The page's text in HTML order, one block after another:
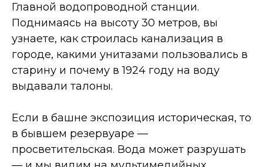
Главной водопроводной станции.
Поднимаясь на высоту 30 метров, вы
узнаете, как строилась канализация в
городе, какими унитазами пользовались в
старину и почему в 1924 году на воду
выдавали талоны.
Если в башне экспозиция историческая, то
в бывшем резервуаре —
просветительская. Вода может разрушать